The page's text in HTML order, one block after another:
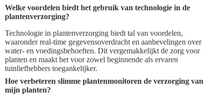
Welke voordelen biedt het gebruik van technologie in de
plantenverzorging?
Technologie in plantenverzorging biedt tal van voordelen,
waaronder real-time gegevensoverdracht en aanbevelingen over
water- en voedingsbehoeften. Dit vergemakkelijkt de zorg voor
planten en maakt het voor zowel beginnende als ervaren
tuinliefhebbers toegankelijker.
Hoe verbeteren slimme plantenmonitoren de verzorging van
mijn planten?